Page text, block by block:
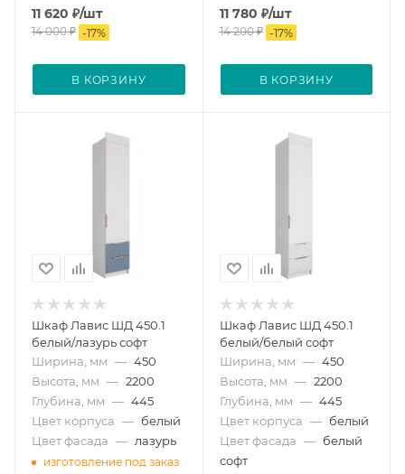
11 620 ₽/шт
14 000₽ -17%
В КОРЗИНУ
11 780 ₽/шт
14 200₽ -17%
В КОРЗИНУ
Шкаф Лавис ШД 450.1
белый/лазурь софт
Ширина, мм — 450
Высота, мм — 2200
Глубина, мм — 445
Цвет корпуса — белый
Цвет фасада — лазурь
изготовление под заказ
Шкаф Лавис ШД 450.1
белый/белый софт
Ширина, мм — 450
Высота, мм — 2200
Глубина, мм — 445
Цвет корпуса — белый
Цвет фасада — белый
софт